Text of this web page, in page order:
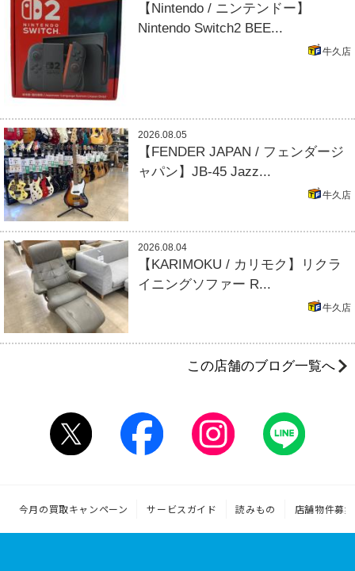
【Nintendo / ニンテンドー】
Nintendo Switch2 BEE...
牛久店
2026.08.05
【FENDER JAPAN / フェンダージ
ャパン】JB-45 Jazz...
牛久店
2026.08.04
【KARIMOKU / カリモク】リクラ
イニングソファー R...
牛久店
この店舗のブログ一覧へ
今月の買取キャンペーン サービスガイド 読みもの 店舗物件募集